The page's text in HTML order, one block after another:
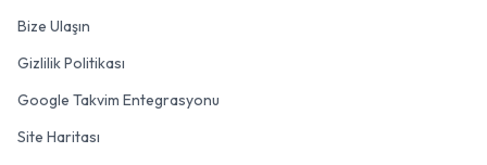
Bize Ulaşın
Gizlilik Politikası
Google Takvim Entegrasyonu
Site Haritası